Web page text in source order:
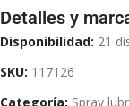
Detalles y
Disponibilidad: 21
SKU: 117126
Categoría: Spray